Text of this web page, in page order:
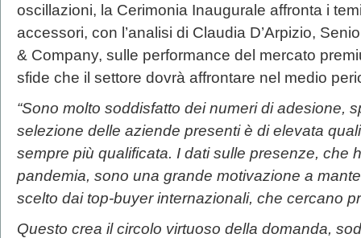
oscillazioni, la Cerimonia Inaugurale affronta i
accessori, con l’analisi di Claudia D’Arpizio,
& Company, sulle performance del mercato
sfide che il settore dovrà affrontare nel medio
“Sono molto soddisfatto dei numeri di adesione,
selezione delle aziende presenti è di elevata
sempre più qualificata. I dati sulle presenze, che
pandemia, sono una grande motivazione a
scelto dai top-buyer internazionali, che cercano
Questo crea il circolo virtuoso della domanda,